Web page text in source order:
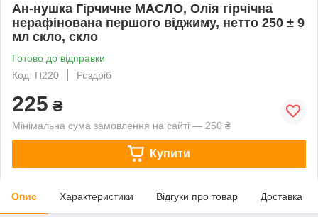
Ан-нушка Гірчичне МАСЛО, Олія гірчічна
нерафінована першого віджиму, нетто 250 ± 9
мл скло, скло
Готово до відправки
Код: П220
Роздріб
225 ₴
Мінімальна сума замовлення на сайті — 250 ₴
Купити
Опис Характеристики Відгуки про товар Доставка